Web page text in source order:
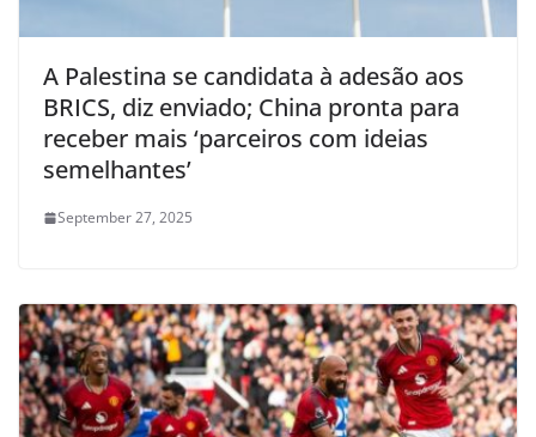
A Palestina se candidata à adesão aos
BRICS, diz enviado; China pronta para
receber mais ‘parceiros com ideias
semelhantes’
September 27, 2025